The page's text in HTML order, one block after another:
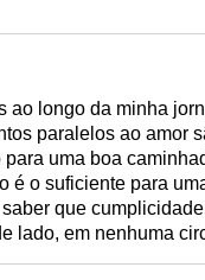
ao longo da minha
paralelos ao amor
uma boa
é o suficiente para
que
lado, em nenhuma